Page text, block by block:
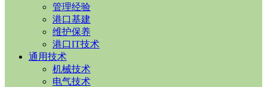
管理经验
港口基建
维护保养
港口IT技术
通用技术
机械技术
电气技术